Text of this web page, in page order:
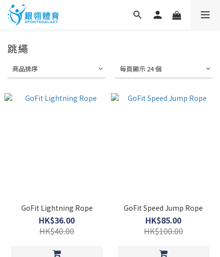
跳繩
商品排序 每頁顯示 24 個
GoFit Lightning Rope
HK$36.00
HK$40.00
GoFit Speed Jump Rope
HK$85.00
HK$100.00